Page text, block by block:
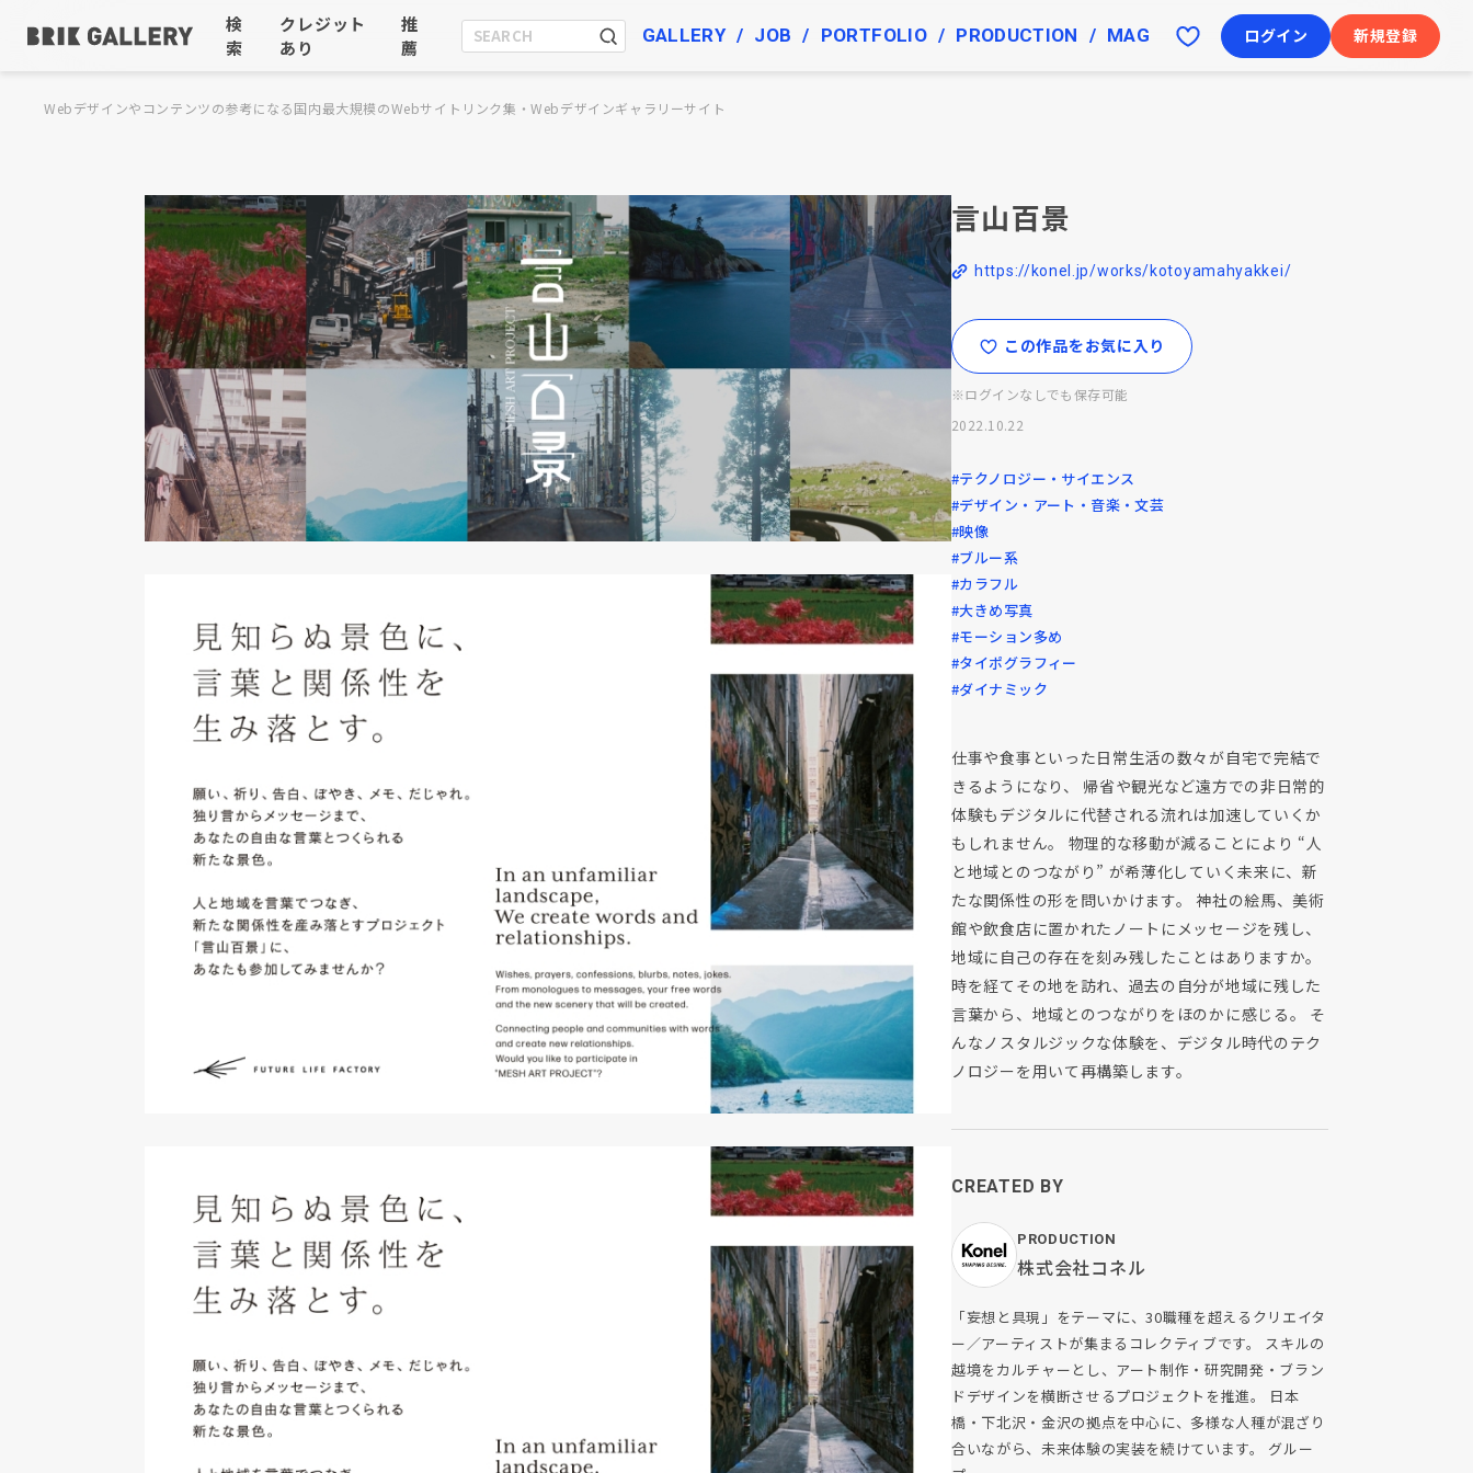
検
索
クレジット
あり
推
薦
GALLERY JOB PORTFOLIO PRODUCTION MAG ログイン 新規登録
Webデザインやコンテンツの参考になる国内最大規模のWebサイトリンク集・Webデザインギャラリーサイト
言山百景
https://konel.jp/works/kotoyamahyakkei/
この作品をお気に入り
※ログインなしでも保存可能
2022.10.22
#テクノロジー・サイエンス
#デザイン・アート・音楽・文芸
#映像
#ブルー系
#カラフル
#大きめ写真
#モーション多め
#タイポグラフィー
#ダイナミック
仕事や食事といった日常生活の数々が自宅で完結で
きるようになり、 帰省や観光など遠方での非日常的
体験もデジタルに代替される流れは加速していくか
もしれません。 物理的な移動が減ることにより “人
と地域とのつながり” が希薄化していく未来に、新
たな関係性の形を問いかけます。 神社の絵馬、美術
館や飲食店に置かれたノートにメッセージを残し、
地域に自己の存在を刻み残したことはありますか。
時を経てその地を訪れ、過去の自分が地域に残した
言葉から、地域とのつながりをほのかに感じる。 そ
んなノスタルジックな体験を、デジタル時代のテク
ノロジーを用いて再構築します。
CREATED BY
PRODUCTION
株式会社コネル
「妄想と具現」をテーマに、30職種を超えるクリエイタ
ー／アーティストが集まるコレクティブです。 スキルの
越境をカルチャーとし、アート制作・研究開発・ブラン
ドデザインを横断させるプロジェクトを推進。 日本
橋・下北沢・金沢の拠点を中心に、多様な人種が混ざり
合いながら、未来体験の実装を続けています。 グルー